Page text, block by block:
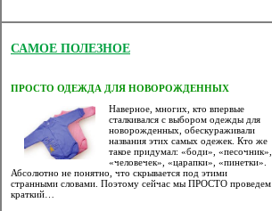
САМОЕ ПОЛЕЗНОЕ
ПРОСТО ОДЕЖДА ДЛЯ НОВОРОЖДЕННЫХ
Наверное, многих, кто впервые
сталкивался с выбором одежды для
новорожденных, обескураживали
названия этих самых одежек. Кто же
такое придумал: «боди», «песочник»,
«человечек», «царапки», «пинетки».
Абсолютно не понятно, что скрывается под этими
странными словами. Поэтому сейчас мы ПРОСТО проведем
краткий…